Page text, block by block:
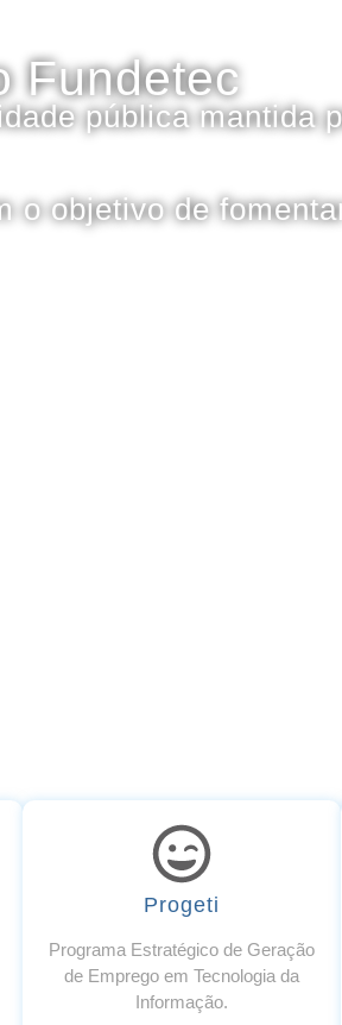
Fundetec
pública mantida
o objetivo de
Progeti
Programa Estratégico de Geração
de Emprego em Tecnologia da
Informação.